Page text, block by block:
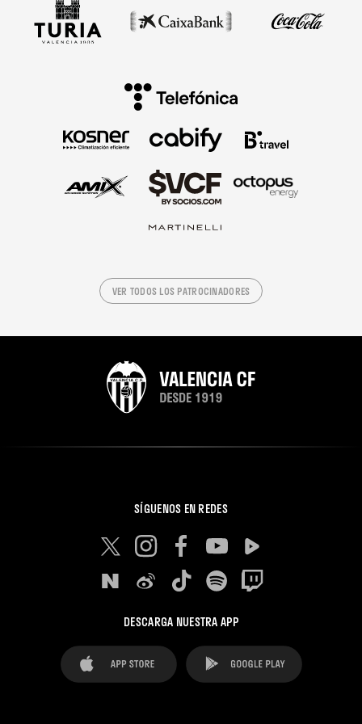
VER TODOS LOS PATROCINADORES
SÍGUENOS EN REDES
DESCARGA NUESTRA APP